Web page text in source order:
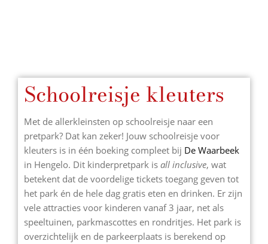
Schoolreisje kleuters
Met de allerkleinsten op schoolreisje naar een
pretpark? Dat kan zeker! Jouw schoolreisje voor
kleuters is in één boeking compleet bij De Waarbeek
in Hengelo. Dit kinderpretpark is all inclusive, wat
betekent dat de voordelige tickets toegang geven tot
het park én de hele dag gratis eten en drinken. Er zijn
vele attracties voor kinderen vanaf 3 jaar, net als
speeltuinen, parkmascottes en rondritjes. Het park is
overzichtelijk en de parkeerplaats is berekend op